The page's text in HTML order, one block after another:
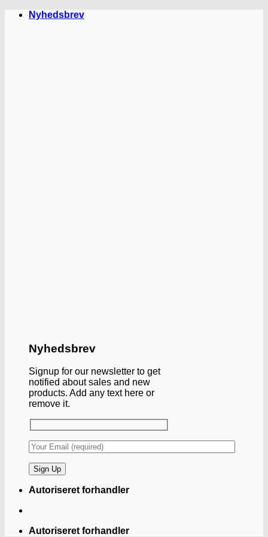
FortsætNyhedsbrev
Nyhedsbrev
Signup for our newsletter to get
notified about sales and new
products. Add any text here or
remove it.
Autoriseret forhandler
Autoriseret forhandler